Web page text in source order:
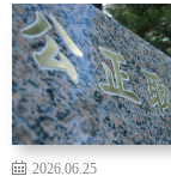
2026.06.25